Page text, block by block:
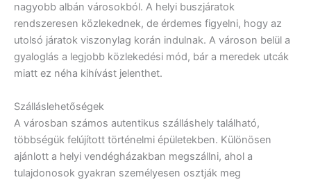
nagyobb albán városokból. A helyi buszjáratok
rendszeresen közlekednek, de érdemes figyelni, hogy az
utolsó járatok viszonylag korán indulnak. A városon belül a
gyaloglás a legjobb közlekedési mód, bár a meredek utcák
miatt ez néha kihívást jelenthet.
Szálláslehetőségek
A városban számos autentikus szálláshely található,
többségük felújított történelmi épületekben. Különösen
ajánlott a helyi vendégházakban megszállni, ahol a
tulajdonosok gyakran személyesen osztják meg